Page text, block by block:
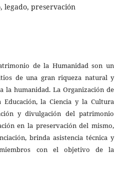
legado, preservación
de la Humanidad son un
de una gran riqueza natural y
la humanidad. La Organización de
Educación, la Ciencia y la Cultura
y divulgación del patrimonio
en la preservación del mismo,
brinda asistencia técnica y
con el objetivo de la